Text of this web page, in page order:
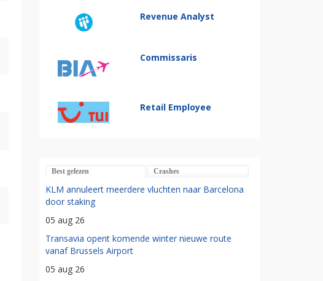
Revenue Analyst
Commissaris
Retail Employee
Best gelezen Crashes
KLM annuleert meerdere vluchten naar Barcelona
door staking
05 aug 26
Transavia opent komende winter nieuwe route
vanaf Brussels Airport
05 aug 26